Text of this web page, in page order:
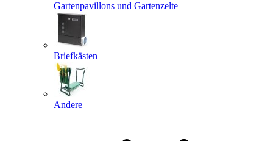
Gartenpavillons und Gartenzelte
Briefkästen
Andere